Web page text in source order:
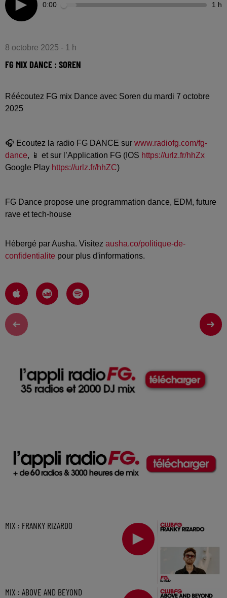
0:00 1 h
8 octobre 2025 - 1 h
FG MIX DANCE : SOREN
Réécoutez FG mix Dance avec Soren du mardi 7 octobre
2025
🎧 Ecoutez la radio FG DANCE sur www.radiofg.com/fg-
dance, 📱 et sur l’Application FG (IOS https://urlz.fr/hhZx
Google Play https://urlz.fr/hhZC)
FG Dance propose une programmation dance, EDM, future
rave et tech-house
Hébergé par Ausha. Visitez ausha.co/politique-de-
confidentialite pour plus d'informations.
MIX : FRANKY RIZARDO
MIX : ABOVE AND BEYOND